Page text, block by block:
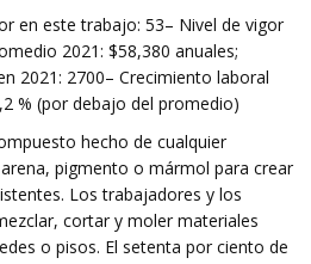
en este trabajo: 53– Nivel de vigor
2021: $58,380 anuales;
2021: 2700– Crecimiento laboral
% (por debajo del promedio)
hecho de cualquier
pigmento o mármol para crear
Los trabajadores y los
cortar y moler materiales
o pisos. El setenta por ciento de